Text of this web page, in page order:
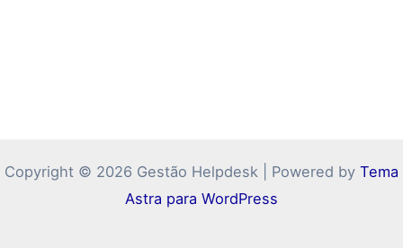
Copyright © 2026 Gestão Helpdesk | Powered by Tema
Astra para WordPress